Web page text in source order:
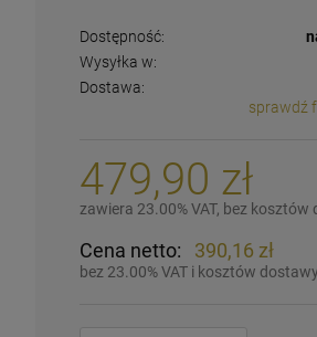
Dostępność:
Wysyłka w:
Dostawa:
Cena nie zawiera ewentualnychsprawdź
479,90 zł
zawiera 23.00% VAT, bez kosztów
Cena netto: 390,16 zł
bez 23.00% VAT i kosztów dostawy